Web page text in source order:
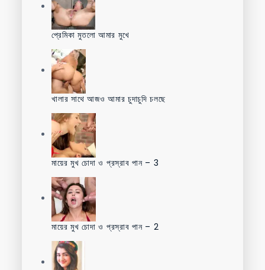
প্রেমিকা মুতলো আমার মুখে
খালার সাথে আজও আমার চুদাচুদি চলছে
মায়ের মুখ চোদা ও প্রস্রাব পান – 3
মায়ের মুখ চোদা ও প্রস্রাব পান – 2